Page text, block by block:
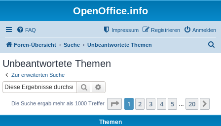
OpenOffice.info
FAQ Anmelden
Registrieren
Impressum
Foren-Übersicht Suche Unbeantwortete Themen
Unbeantwortete Themen
Zur erweiterten Suche
Suche
Die Suche ergab mehr als 1000 Treffer Seite 1von 20
1 2 3 4 5 20
Themen